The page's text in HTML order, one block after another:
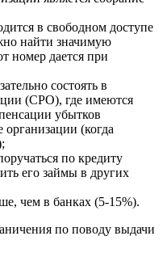
в свободном доступе
найти значимую
номер дается при
состоять в
(СРО), где имеются
убытков
организации (когда
по кредиту
его займы в других
чем в банках (5-15%).
по поводу выдачи